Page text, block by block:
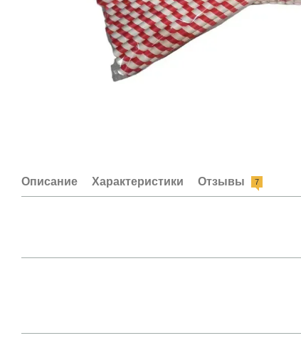
Описание Характеристики Отзывы 7